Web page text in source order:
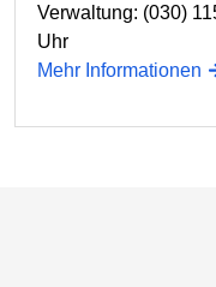
Verwaltung: (030)
Uhr
Mehr Informationen